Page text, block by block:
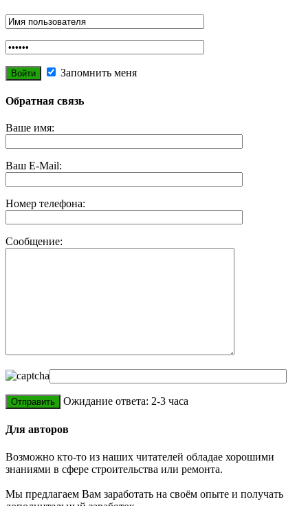
Запомнить меня
Обратная связь
Ваше имя:
Ваш E-Mail:
Номер телефона:
Сообщение:
Ожидание ответа: 2-3 часа
Для авторов
Возможно кто-то из наших читателей обладае хорошими
знаниями в сфере строительства или ремонта.
Мы предлагаем Вам заработать на своём опыте и получать